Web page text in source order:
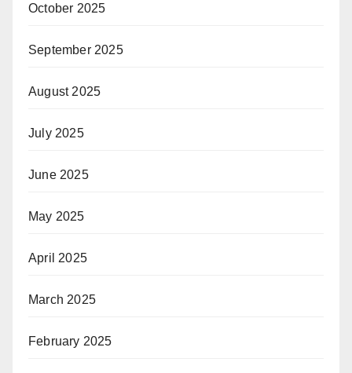
October 2025
September 2025
August 2025
July 2025
June 2025
May 2025
April 2025
March 2025
February 2025